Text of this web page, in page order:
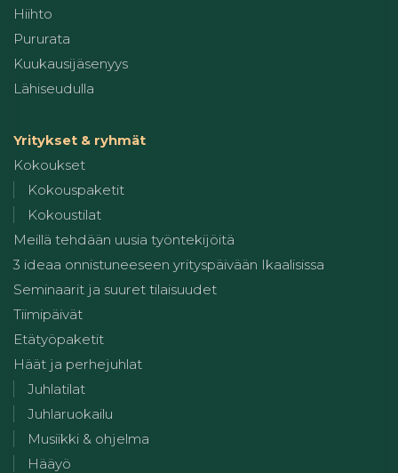
Hiihto
Pururata
Kuukausijäsenyys
Lähiseudulla
Yritykset & ryhmät
Kokoukset
Kokouspaketit
Kokoustilat
Meillä tehdään uusia työntekijöitä
3 ideaa onnistuneeseen yrityspäivään Ikaalisissa
Seminaarit ja suuret tilaisuudet
Tiimipäivät
Etätyöpaketit
Häät ja perhejuhlat
Juhlatilat
Juhlaruokailu
Musiikki & ohjelma
Hääyö